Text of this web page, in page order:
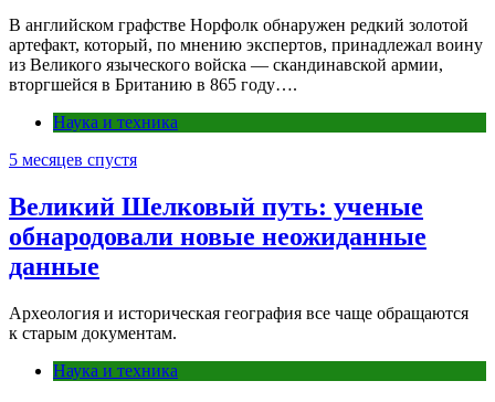
В английском графстве Норфолк обнаружен редкий золотой
артефакт, который, по мнению экспертов, принадлежал воину
из Великого языческого войска — скандинавской армии,
вторгшейся в Британию в 865 году….
Наука и техника
5 месяцев спустя
Великий Шелковый путь: ученые
обнародовали новые неожиданные
данные
Археология и историческая география все чаще обращаются
к старым документам.
Наука и техника